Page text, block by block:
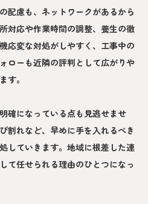
配慮も、ネットワークがあるから
対応や作業時間の調整、養生の徹
応変な対処がしやすく、工事中の
ローも近隣の評判として広がりや
す。
確になっている点も見逃せませ
割れなど、早めに手を入れるべき
していきます。地域に根差した連
て任せられる理由のひとつになっ